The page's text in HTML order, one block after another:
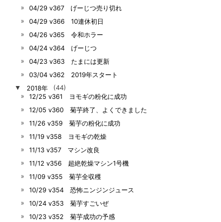
04/29 v367 げーじつ売り切れ
04/29 v366 10連休初日
04/26 v365 令和ホラー
04/24 v364 げーじつ
04/23 v363 たまには更新
03/04 v362 2019年スタート
▼
2018年
(44)
12/25 v361 ヨモギの粉化に成功
12/05 v360 菊芋終了、よくできました
11/26 v359 菊芋の粉化に成功
11/19 v358 ヨモギの乾燥
11/13 v357 マシン改良
11/12 v356 超絶乾燥マシン1号機
11/09 v355 菊芋全収穫
10/29 v354 恐怖ニンジンジュース
10/24 v353 菊芋すごいぜ
10/23 v352 菊芋成功の予感